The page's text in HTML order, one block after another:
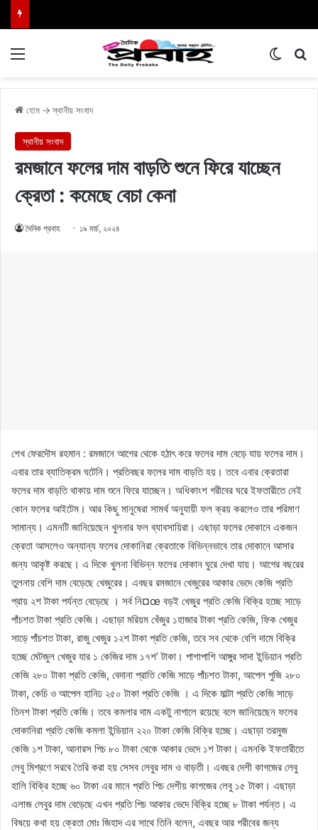
হোম → স্থানীয় সংবাদ
স্থানীয় সংবাদ
রমজানে ফলের দাম বাড়তি শুনে ফিরে যাচ্ছেন
ক্রেতা : কমেছে বেচা কেনা
দৈনিক প্রবাহ ১৯ মার্চ, ২০২৪
শেখ ফেরদৌস রহমান : রমজানে আগের থেকে হঠাৎ করে ফলের দাম বেড়ে যায় ফলের দাম।
এবার তার ব্যাতিক্রম ঘটেনি। প্রতিবছর ফলের দাম বাড়তি হয়। তবে এবার ক্রেতারা
ফলের দাম বাড়তি থাকায় দাম শুনে ফিরে যাচ্ছেন। অধিকাংশ গরীবের ঘরে ইফতারীতে নেই
কোন ফলের আইটেম। আর কিছু মানুষেরা সামর্থ অনুযায়ী ফল ক্রয় করলেও তার পরিমাণ
সামান্য। এমনটি জানিয়েছেন খুলনার ফল ব্যাবসায়িরা। এছাড়া ফলের দোকানে একজন
ক্রেতা আসলেও অন্যান্য ফলের দোকানিরা ক্রেতাকে বিভিন্নভাবে তার দোকানে আসার
জন্য আকৃষ্ট করছে। এ দিকে খুলনা বিভিন্ন ফলের দোকান ঘুরে দেখা যায়। আগের বছরের
তুলনায় বেশি দাম বেড়েছে খেজুরের। এবছর রমজানে খেজুরের আকার ভেদে কেজি প্রতি
প্রায় ২শ টাকা পর্যন্ত বেড়েছে । সর্ব নি¤œ বড়ই খেজুর প্রতি কেজি বিক্রি হচ্ছে সাড়ে
পাঁচশত টাকা প্রতি কেজি। এছাড়া মরিয়ম খেঁজুর ১হাজার টাকা প্রতি কেজি, ফিক খেজুর
সাড়ে পাঁচশত টাকা, রাজু খেজুর ১২শ টাকা প্রতি কেজি, তবে সব থেকে বেশি দামে বিক্রি
হচ্ছে মেটজুল খেজুর যার ১ কেজির দাম ১৭শ’ টাকা। পাশাপাশি আঙ্গুর সাদা ইন্ডিয়ান প্রতি
কেজি ২৮০ টাকা প্রতি কেজি, বেদানা প্রাতি কেজি সাড়ে পাঁচশত টাকা, আপেল পুজি ২৮০
টাকা, কেচি ও আপেল হানিঢ ২৫০ টাকা প্রতি কেজি । এ দিকে মাল্টা প্রতি কেজি সাড়ে
তিনশ টাকা প্রতি কেজি। তবে কমলার দাম একটু নাগালে রয়েছে বলে জানিয়েছেন ফলের
দোকানিরা প্রতি কেজি কমলা ইন্ডিয়ান ২২০ টাকা কেজি বিক্রি হচ্ছে। এছাড়া তরমুজ
কেজি ১শ টাকা, আনারস পিচ ৮০ টাকা থেকে আকার ভেদে ১শ টাকা। এমনকি ইফতারীতে
লেবু মিশ্রণে সরবে তৈরি করা হয় সেসব লেবুর দাম ও বাড়তী। এবছর দেশী কাগজের লেবু
হালি বিক্রি হচ্ছে ৬০ টাকা এর মানে প্রতি পিচ দেশীয় কাগজের লেবু ১৫ টাকা। এছাড়া
এলাজ লেবুর দাম বেড়েছে এখন প্রতি পিচ আকার ভেদে বিক্রি হচ্ছে ৮ টাকা পর্যন্ত। এ
বিষয়ে কথা হয় ক্রেতা মোঃ জিহাদ এর সাথে তিনি বলেন, এবছর আর গরীবের জন্য